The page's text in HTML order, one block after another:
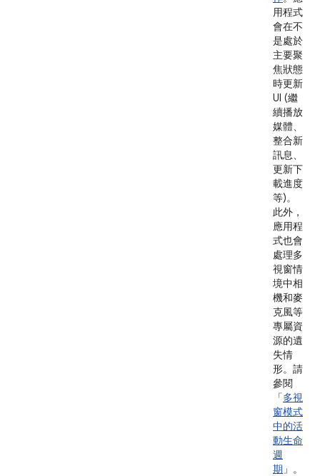
用程式
會在不
是處於
主要聚
焦狀態
時更新
UI (繼
續播放
媒體、
整合新
訊息、
更新下
載進度
等)。
此外，
應用程
式也會
處理多
視窗情
境中相
機和麥
克風等
專屬資
源的遺
失情
形。請
參閱
「多視
窗模式
中的活
動生命
週
期 」。